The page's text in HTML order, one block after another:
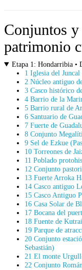
Conjuntos y
patrimonio
Etapa 1: Hondarribia •
1 Iglesia del
2 Núcleo antiguo
3 Casco histórico
4 Barrio de la
5 Barrio rural de
6 Santuario de
7 Fuerte de
8 Conjunto
9 Sel de Ezkue
10 Torreones de
11 Poblado
12 Conjunto
13 Fuerte Arroka
14 Casco antiguo
15 Casco Antiguo
16 Casa Solar de
17 Bocana del
18 Fuente de
19 Parque de
20 Conjunto
Sebastián)
21 El monte
22 Conjunto